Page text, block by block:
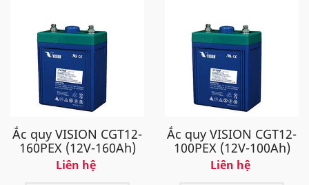
Ắc quy VISION CGT12-
160PEX (12V-160Ah)
Liên hệ
Ắc quy VISION CGT12-
100PEX (12V-100Ah)
Liên hệ